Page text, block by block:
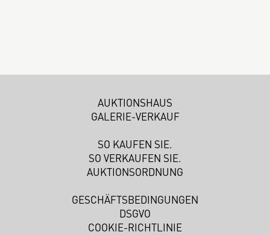
AUKTIONSHAUS
GALERIE-VERKAUF
SO KAUFEN SIE.
SO VERKAUFEN SIE.
AUKTIONSORDNUNG
GESCHÄFTSBEDINGUNGEN
DSGVO
COOKIE-RICHTLINIE